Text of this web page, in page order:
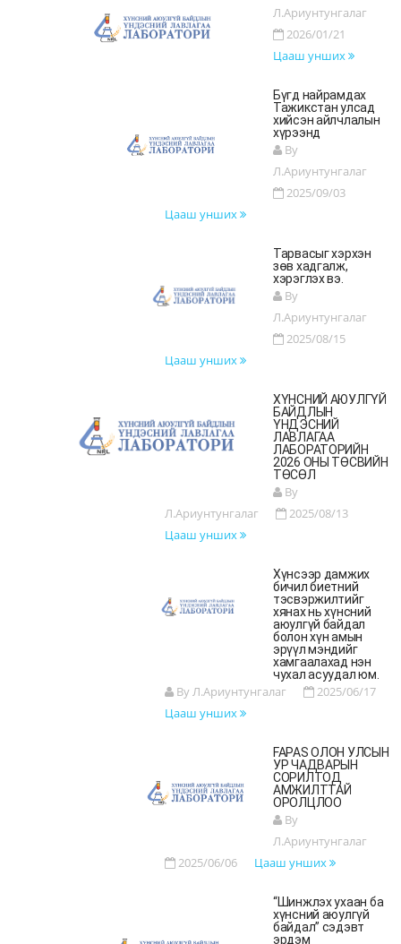
Л.Ариунтунгалаг
2026/01/21
Цааш унших
Бүгд найрамдах
Тажикстан улсад
хийсэн айлчлалын
хүрээнд
By
Л.Ариунтунгалаг
2025/09/03
Цааш унших
Тарвасыг хэрхэн
зөв хадгалж,
хэрэглэх вэ.
By
Л.Ариунтунгалаг
2025/08/15
Цааш унших
ХҮНСНИЙ АЮУЛГҮЙ
БАЙДЛЫН
ҮНДЭСНИЙ
ЛАВЛАГАА
ЛАБОРАТОРИЙН
2026 ОНЫ ТӨСВИЙН
ТӨСӨЛ
By
Л.Ариунтунгалаг
2025/08/13
Цааш унших
Хүнсээр дамжих
бичил биетний
тэсвэржилтийг
хянах нь хүнсний
аюулгүй байдал
болон хүн амын
эрүүл мэндийг
хамгаалахад нэн
чухал асуудал юм.
By Л.Ариунтунгалаг
2025/06/17
Цааш унших
FAPAS ОЛОН УЛСЫН
УР ЧАДВАРЫН
СОРИЛТОД
АМЖИЛТТАЙ
ОРОЛЦЛОО
By
Л.Ариунтунгалаг
2025/06/06
Цааш унших
“Шинжлэх ухаан ба
хүнсний аюулгүй
байдал” сэдэвт
эрдэм